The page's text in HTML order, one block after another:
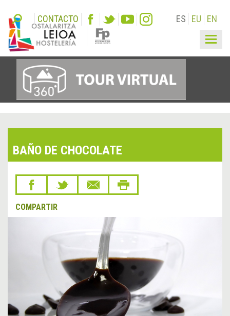
CONTACTO ES EU EN
BAÑO DE CHOCOLATE
COMPARTIR